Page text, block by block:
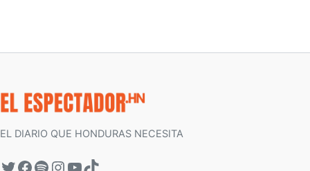
EL DIARIO QUE HONDURAS NECESITA